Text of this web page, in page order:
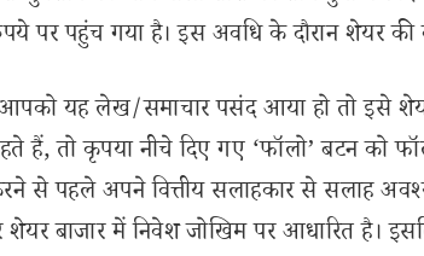
पर पहुंच गया है। इस अवधि के दौरान शेयर
यह लेख/समाचार पसंद आया हो तो इसे
हैं, तो कृपया नीचे दिए गए ‘फॉलो’ बटन को
से पहले अपने वित्तीय सलाहकार से सलाह
बाजार में निवेश जोखिम पर आधारित है।